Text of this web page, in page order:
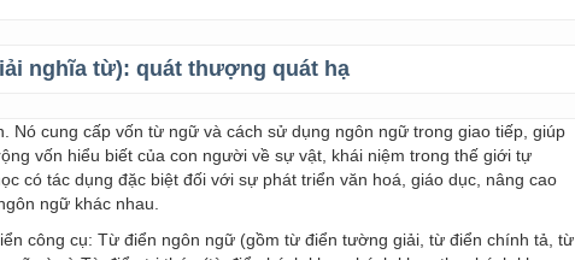
nghĩa từ): quát thượng quát hạ
Nó cung cấp vốn từ ngữ và cách sử dụng ngôn ngữ trong giao tiếp, giúp
vốn hiểu biết của con người về sự vật, khái niệm trong thế giới tự
có tác dụng đặc biệt đối với sự phát triển văn hoá, giáo dục, nâng cao
ngữ khác nhau.
công cụ: Từ điển ngôn ngữ (gồm từ điển tường giải, từ điển chính tả, từ